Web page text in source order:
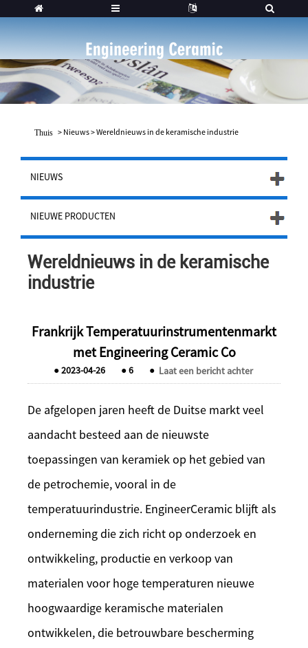
Thuis > Nieuws>Wereldnieuws in de keramische industrie
NIEUWS
NIEUWE PRODUCTEN
Wereldnieuws in de keramische
industrie
Frankrijk Temperatuurinstrumentenmarkt
met Engineering Ceramic Co
●2023-04-26 ●6 ● Laat een bericht achter
De afgelopen jaren heeft de Duitse markt veel
aandacht besteed aan de nieuwste
toepassingen van keramiek op het gebied van
de petrochemie, vooral in de
temperatuurindustrie. EngineerCeramic blijft als
onderneming die zich richt op onderzoek en
ontwikkeling, productie en verkoop van
materialen voor hoge temperaturen nieuwe
hoogwaardige keramische materialen
ontwikkelen, die betrouwbare bescherming